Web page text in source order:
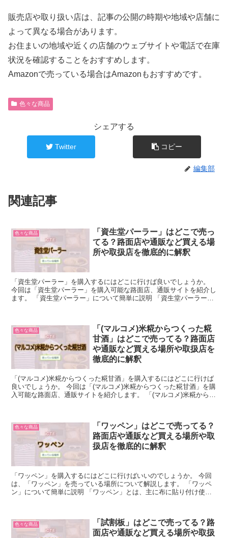
販売店や取り扱い店は、記事の公開の時期や地域や店舗に
よって異なる場合があります。
お住まいの地域や近くの店舗のウェブサイトや電話で在庫
状況を確認することをおすすめします。
Amazonで売っている場合はAmazonもおすすめです。
色々な商品
シェアする
Twitter コピー
編集部
関連記事
色々な商品
「資生堂パーラー」はどこで売っ
てる？路面店や通販など買える場
所や取扱店を徹底的に解釈
「資生堂パーラー」を購入するにはどこに行けば良いでしょうか。
今回は「資生堂パーラー」を購入可能な路面店、通販サイトを紹介し
ます。 「資生堂パーラー」について簡単に説明 「資生堂パーラー」
色々な商品
「(マルコメ)米糀からつくった糀
甘酒」はどこで売ってる？路面店
や通販など買える場所や取扱店を
徹底的に解釈
「(マルコメ)米糀からつくった糀甘酒」を購入するにはどこに行けば
良いでしょうか。 今回は「(マルコメ)米糀からつくった糀甘酒」を購
入可能な路面店、通販サイトを紹介します。 「(マルコメ)米糀からつ
色々な商品
「ワッペン」はどこで売ってる？
路面店や通販など買える場所や取
扱店を徹底的に解釈
「ワッペン」を購入するにはどこに行けばいいのでしょうか。 今回
は、「ワッペン」を売っている場所について解説します。 「ワッペ
ン」について簡単に説明 「ワッペン」とは、主に布に貼り付け使用
色々な商品
「試割板」はどこで売ってる？路
面店や通販など買える場所や取扱